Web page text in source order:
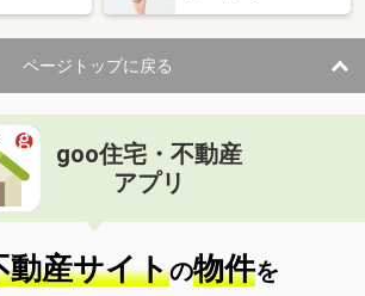
ページトップに戻る
goo住宅・不動産
アプリ
動産サイトの物件を